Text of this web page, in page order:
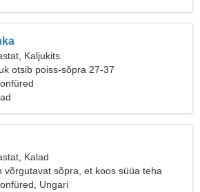
Kaljukits
otsib poiss-sõpra 27-37
Kalad
võrgutavat sõpra, et koos süüa teha
Ungari